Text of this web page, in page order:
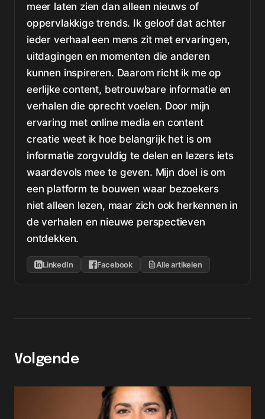
meer laten zien dan alleen nieuws of
oppervlakkige trends. Ik geloof dat achter
ieder verhaal een mens zit met ervaringen,
uitdagingen en momenten die anderen
kunnen inspireren. Daarom richt ik me op
eerlijke content, betrouwbare informatie en
verhalen die oprecht voelen. Door mijn
ervaring met online media en content
creatie weet ik hoe belangrijk het is om
informatie zorgvuldig te delen en lezers iets
waardevols mee te geven. Mijn doel is om
een platform te bouwen waar bezoekers
niet alleen lezen, maar zich ook herkennen in
de verhalen en nieuwe perspectieven
ontdekken.
LinkedIn Facebook Alle artikelen
Volgende